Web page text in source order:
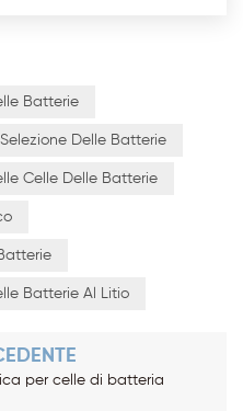
Batterie
Delle Batterie
Celle Delle Batterie
Batterie Al Litio
per celle di batteria